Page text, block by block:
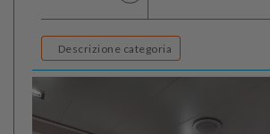
Descrizione categoria